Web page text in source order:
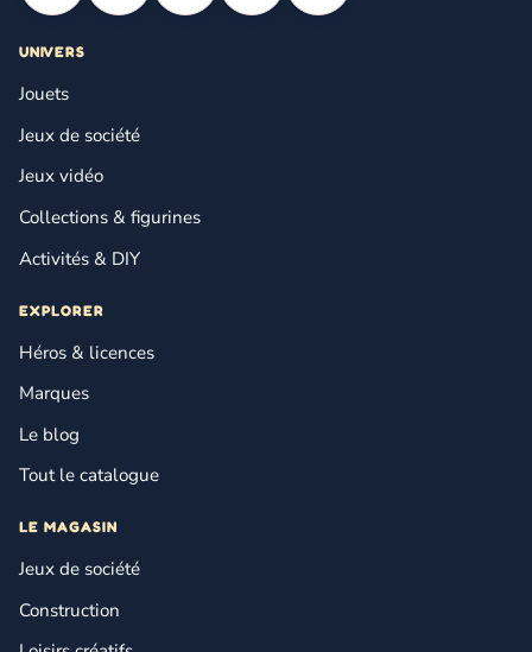
UNIVERS
Jouets
Jeux de société
Jeux vidéo
Collections & figurines
Activités & DIY
EXPLORER
Héros & licences
Marques
Le blog
Tout le catalogue
LE MAGASIN
Jeux de société
Construction